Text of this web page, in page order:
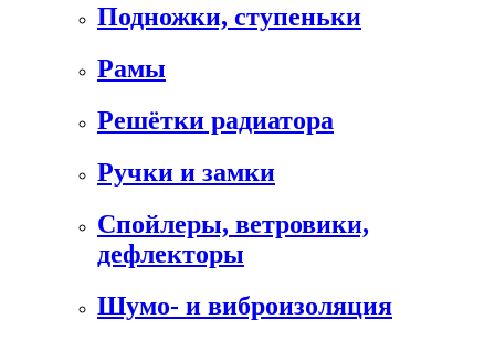
Подножки, ступеньки
Рамы
Решётки радиатора
Ручки и замки
Спойлеры, ветровики,
дефлекторы
Шумо- и виброизоляция